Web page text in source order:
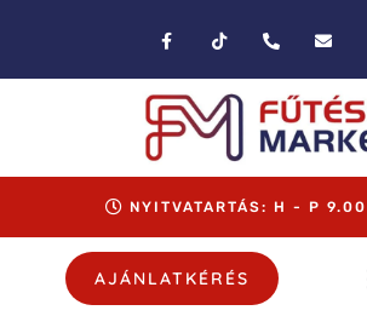
NYITVATARTÁS: H - P
AJÁNLATKÉRÉS